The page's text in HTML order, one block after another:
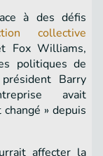
à des défis
collective
Fox Williams,
politiques de
Barry
avait
» depuis
affecter la